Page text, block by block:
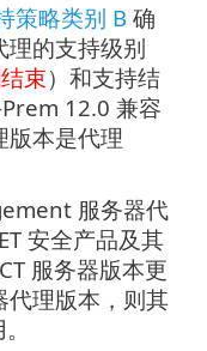
策略类别 B 确
理的支持级别
束）和支持结
Prem 12.0 兼容
版本是代理
服务器代
安全产品及其
服务器版本更
代理版本，则其